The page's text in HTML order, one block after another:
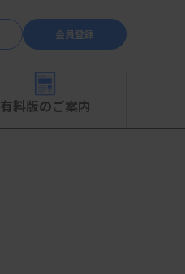
会員登録
有料版のご案内